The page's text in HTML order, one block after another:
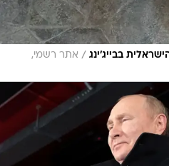
בבייג'ינג / אתר רשמי,